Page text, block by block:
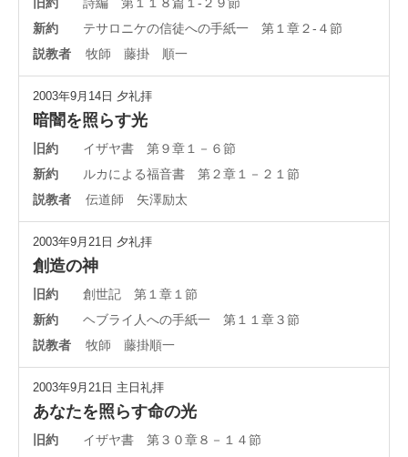
新約
テサロニケの信徒への手紙一 第１章２-４節
説教者
牧師 藤掛 順一
2003年9月14日 夕礼拝
暗闇を照らす光
旧約
イザヤ書 第９章１－６節
新約
ルカによる福音書 第２章１－２１節
説教者
伝道師 矢澤励太
2003年9月21日 夕礼拝
創造の神
旧約
創世記 第１章１節
新約
ヘブライ人への手紙一 第１１章３節
説教者
牧師 藤掛順一
2003年9月21日 主日礼拝
あなたを照らす命の光
旧約
イザヤ書 第３０章８－１４節